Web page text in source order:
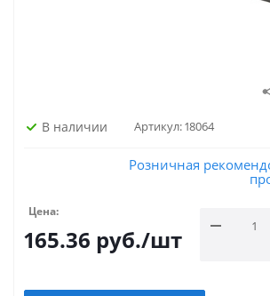
В наличии Артикул:18064
Розничная
Цена:
165.36 руб./шт